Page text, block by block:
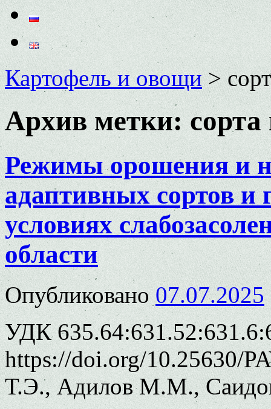
Картофель и овощи>
Архив метки:
Режимы орошения и
адаптивных сортов и
условиях
области
Опубликовано 07.07.2025
УДК
https://doi.org/10.25630/
Т.Э., Адилов М.М.,